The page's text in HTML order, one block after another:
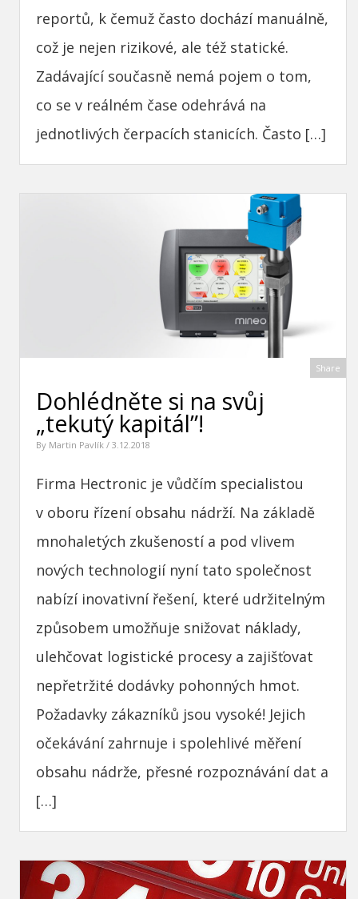
reportů, k čemuž často dochází manuálně,
což je nejen rizikové, ale též statické.
Zadávající současně nemá pojem o tom,
co se v reálném čase odehrává na
jednotlivých čerpacích stanicích. Často […]
Share
Dohlédněte si na svůj
„tekutý kapitál”!
By Martin Pavlík / 3.12.2018
Firma Hectronic je vůdčím specialistou
v oboru řízení obsahu nádrží. Na základě
mnohaletých zkušeností a pod vlivem
nových technologií nyní tato společnost
nabízí inovativní řešení, které udržitelným
způsobem umožňuje snižovat náklady,
ulehčovat logistické procesy a zajišťovat
nepřetržité dodávky pohonných hmot.
Požadavky zákazníků jsou vysoké! Jejich
očekávání zahrnuje i spolehlivé měření
obsahu nádrže, přesné rozpoznávání dat a
[…]